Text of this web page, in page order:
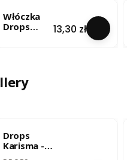
Włóczka
Drops
/ uni colour
33
Cena
13,30 zł
Drops
Karisma -